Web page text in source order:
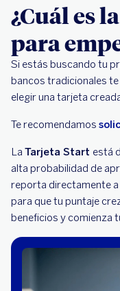
¿Cuál es
para
Si estás buscando tu
bancos tradicionales
elegir una tarjeta
Te recomendamos
La Tarjeta Start está
alta probabilidad de
reporta directamente
para que tu puntaje
beneficios y comienza